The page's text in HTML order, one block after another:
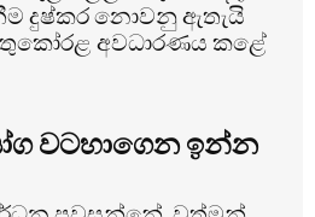
දුෂ්කර නොවනු ඇතැයි
අවධාරණය කළේ
වටහාගෙන ඉන්න